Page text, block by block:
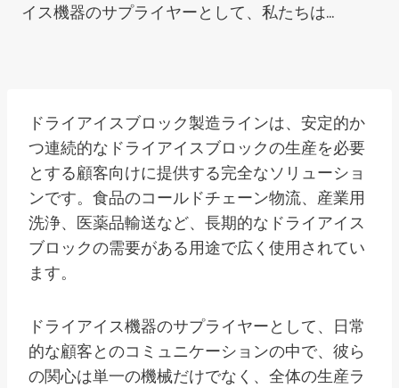
イス機器のサプライヤーとして、私たちは…
ドライアイスブロック製造ラインは、安定的か
つ連続的なドライアイスブロックの生産を必要
とする顧客向けに提供する完全なソリューショ
ンです。食品のコールドチェーン物流、産業用
洗浄、医薬品輸送など、長期的なドライアイス
ブロックの需要がある用途で広く使用されてい
ます。
ドライアイス機器のサプライヤーとして、日常
的な顧客とのコミュニケーションの中で、彼ら
の関心は単一の機械だけでなく、全体の生産ラ